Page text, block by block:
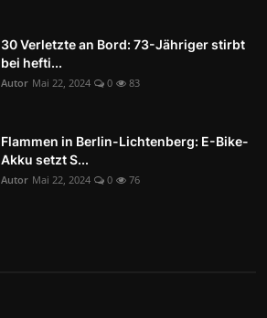
30 Verletzte an Bord: 73-Jähriger stirbt
bei hefti...
Autor Mai 22, 2024 0 83
Flammen in Berlin-Lichtenberg: E-Bike-
Akku setzt S...
Autor Mai 22, 2024 0 76